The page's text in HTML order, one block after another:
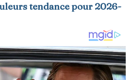
tendance pour 2026-